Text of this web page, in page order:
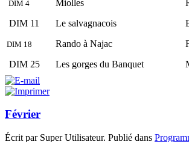
DIM 4 Miolles
DIM 11
Le salvagnacois
DIM 18 Rando à Najac
DIM 25
Les gorges du Banquet
Février
Écrit par Super Utilisateur. Publié dans